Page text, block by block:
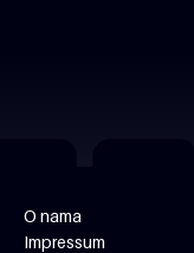
O nama
Impressum